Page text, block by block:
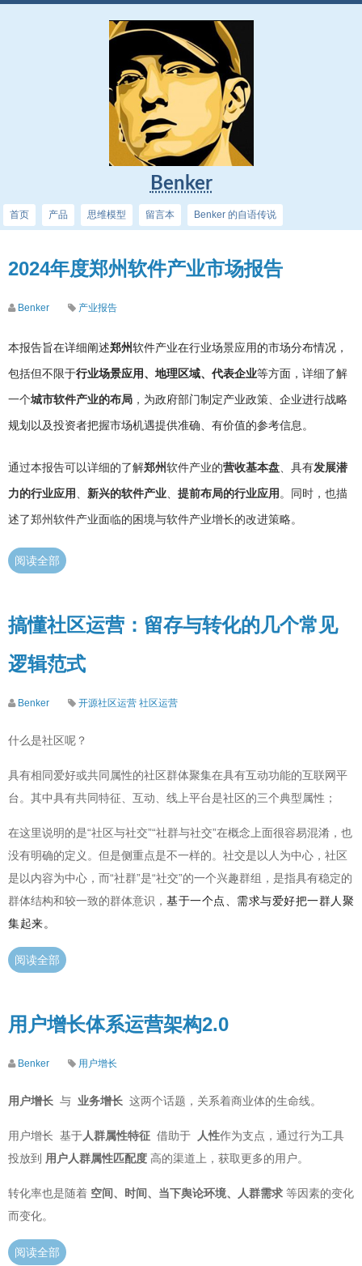
Benker
首页 产品 思维模型 留言本 Benker 的自语传说
2024年度郑州软件产业市场报告
Benker 产业报告
本报告旨在详细阐述郑州软件产业在行业场景应用的市场分布情况，
包括但不限于行业场景应用、地理区域、代表企业等方面， 详细了解
一个城市软件产业的布局 ， 为政府部门制定产业政策、企业进行战略
规划以及投资者把握市场机遇提供准确、有价值的参考信息。
通过本报告可以详细的了解郑州软件产业的营收基本盘、具有发展潜
力的行业应用 、 新兴的软件产业、 提前布局的行业应用 。同时，也描
述了郑州软件产业面临的困境与软件产业增长的改进策略。
阅读全部
搞懂社区运营：留存与转化的几个常见
逻辑范式
Benker 开源社区运营 社区运营
什么是社区呢？
具有相同爱好或共同属性的社区群体聚集在具有互动功能的互联网平
台。其中具有共同特征、互动、线上平台是社区的三个典型属性；
在这里说明的是“社区与社交”“社群与社交”在概念上面很容易混淆，也
没有明确的定义。但是侧重点是不一样的。社交是以人为中心，社区
是以内容为中心，而“社群”是“社交”的一个兴趣群组，是指具有稳定的
群体结构和较一致的群体意识， 基于一个点、需求与爱好把一群人聚
集起来。
阅读全部
用户增长体系运营架构2.0
Benker 用户增长
用户增长 与 业务增长 这两个话题，关系着商业体的生命线。
用户增长 基于人群属性特征 借助于 人性作为支点，通过行为工具
投放到 用户人群属性匹配度 高的渠道上，获取更多的用户。
转化率也是随着 空间、时间、当下舆论环境、人群需求 等因素的变化
而变化。
阅读全部